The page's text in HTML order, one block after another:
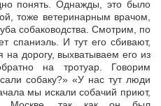
понять. Однажды, это было
тоже ветеринарным врачом,
собаководства. Смотрим, по
спаниэль. И тут его сбивают,
дорогу, выхватываем его из
на тротуар. Говорим
собаку?» «У нас тут люди
мы искали собачий приют,